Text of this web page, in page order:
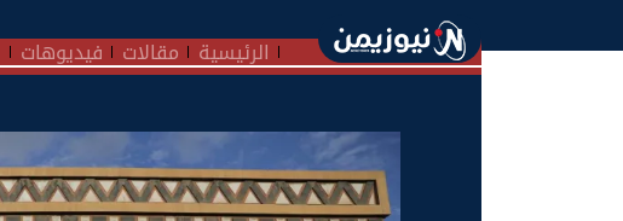
الرئيسية مقالات فيديوهات